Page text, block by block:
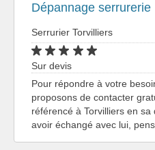
Dépannage serrurerie
Serrurier Torvilliers
Sur devis
Pour répondre à votre
proposons de contacter
référencé à Torvilliers en
avoir échangé avec lui,